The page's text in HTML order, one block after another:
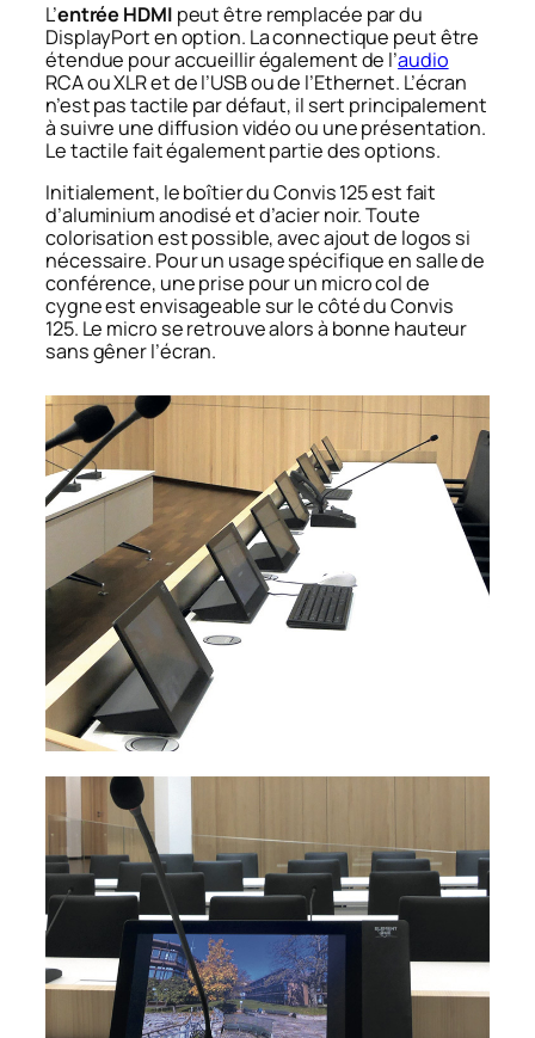
L’entrée HDMI peut être remplacée par du
DisplayPort en option. La connectique peut être
étendue pour accueillir également de l’audio
RCA ou XLR et de l’USB ou de l’Ethernet. L’écran
n’est pas tactile par défaut, il sert principalement
à suivre une diffusion vidéo ou une présentation.
Le tactile fait également partie des options.
Initialement, le boîtier du Convis 125 est fait
d’aluminium anodisé et d’acier noir. Toute
colorisation est possible, avec ajout de logos si
nécessaire. Pour un usage spécifique en salle de
conférence, une prise pour un micro col de
cygne est envisageable sur le côté du Convis
125. Le micro se retrouve alors à bonne hauteur
sans gêner l’écran.